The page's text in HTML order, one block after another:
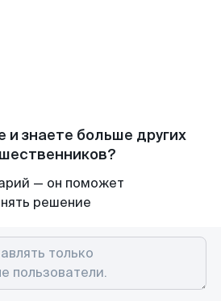
и знаете больше других
— он поможет
решение